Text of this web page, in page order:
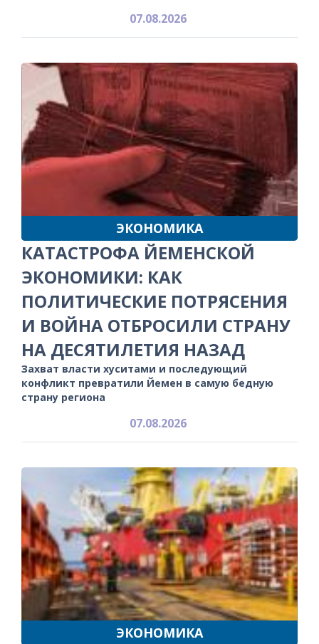
07.08.2026
ЭКОНОМИКА
КАТАСТРОФА ЙЕМЕНСКОЙ
ЭКОНОМИКИ: КАК
ПОЛИТИЧЕСКИЕ ПОТРЯСЕНИЯ
И ВОЙНА ОТБРОСИЛИ СТРАНУ
НА ДЕСЯТИЛЕТИЯ НАЗАД
Захват власти хуситами и последующий
конфликт превратили Йемен в самую бедную
страну региона
07.08.2026
ЭКОНОМИКА